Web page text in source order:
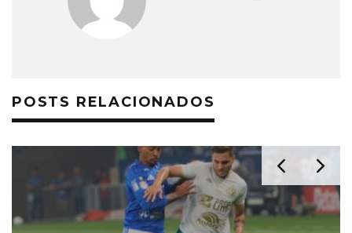
POSTS RELACIONADOS